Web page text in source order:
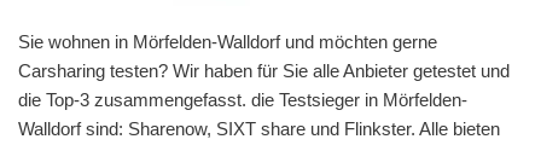
Sie wohnen in Mörfelden-Walldorf und möchten gerne
Carsharing testen? Wir haben für Sie alle Anbieter getestet und
die Top-3 zusammengefasst. die Testsieger in Mörfelden-
Walldorf sind: Sharenow, SIXT share und Flinkster. Alle bieten